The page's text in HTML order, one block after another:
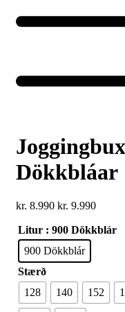
Dökkbláar
kr. 8.990 kr. 9.990
Litur : 900 Dökkblár
900 Dökkblár
Stærð
128
140 152